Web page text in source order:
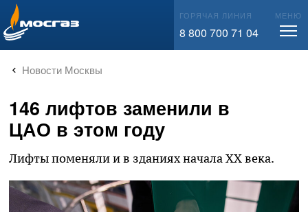
info@mos-gaz.ru ГОРЯЧАЯ ЛИНИЯ
8 800 700 71 04
МЕНЮ
Новости Москвы
146 лифтов заменили в
ЦАО в этом году
Лифты поменяли и в зданиях начала XX века.